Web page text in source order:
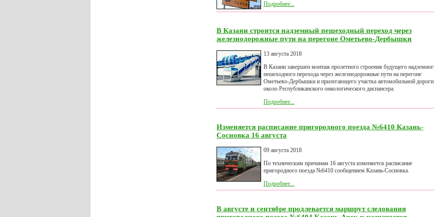
Подробнее...
В Казани строится надземный пешеходный переход через
железнодорожные пути на перегоне Ометьево-Дербышки
13 августа 2018
В Казани завершен монтаж пролетного строения будущего
пешеходного перехода через железнодорожные пути на перегоне
Ометьево-Дербышки и прилегающего участка автомобильной дороги
около Республиканского онкологического диспансера.
Подробнее...
Изменяется расписание пригородного поезда №6410 Казань-
Сосновка 16 августа
09 августа 2018
По техническим причинам 16 августа изменяется расписание
пригородного поезда №6410 сообщением Казань-Сосновка.
Подробнее...
В августе и сентябре продлевается маршрут следования